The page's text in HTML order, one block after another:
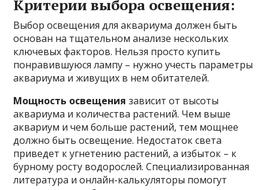
Критерии выбора освещения:
Выбор освещения для аквариума должен быть
основан на тщательном анализе нескольких
ключевых факторов. Нельзя просто купить
понравившуюся лампу – нужно учесть параметры
аквариума и живущих в нем обитателей.
Мощность освещения зависит от высоты
аквариума и количества растений. Чем выше
аквариум и чем больше растений, тем мощнее
должно быть освещение. Недостаток света
приведет к угнетению растений, а избыток – к
бурному росту водорослей. Специализированная
литература и онлайн-калькуляторы помогут